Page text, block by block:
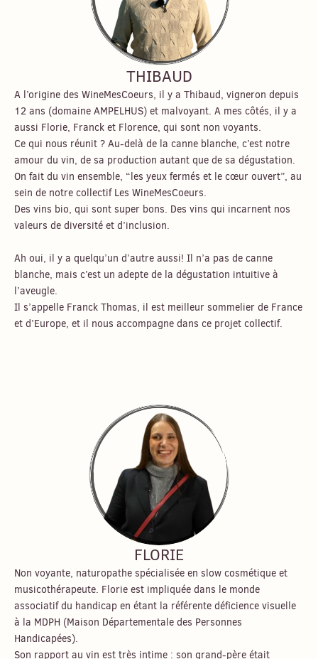
THIBAUD
A l’origine des WineMesCoeurs, il y a Thibaud, vigneron depuis
12 ans (domaine AMPELHUS) et malvoyant. A mes côtés, il y a
aussi Florie, Franck et Florence, qui sont non voyants.
Ce qui nous réunit ? Au-delà de la canne blanche, c’est notre
amour du vin, de sa production autant que de sa dégustation.
On fait du vin ensemble, “les yeux fermés et le cœur ouvert”, au
sein de notre collectif Les WineMesCoeurs.
Des vins bio, qui sont super bons. Des vins qui incarnent nos
valeurs de diversité et d’inclusion.
Ah oui, il y a quelqu’un d’autre aussi! Il n’a pas de canne
blanche, mais c’est un adepte de la dégustation intuitive à
l’aveugle.
Il s’appelle Franck Thomas, il est meilleur sommelier de France
et d’Europe, et il nous accompagne dans ce projet collectif.
FLORIE
Non voyante, naturopathe spécialisée en slow cosmétique et
musicothérapeute. Florie est impliquée dans le monde
associatif du handicap en étant la référente déficience visuelle
à la MDPH (Maison Départementale des Personnes
Handicapées).
Son rapport au vin est très intime : son grand-père était